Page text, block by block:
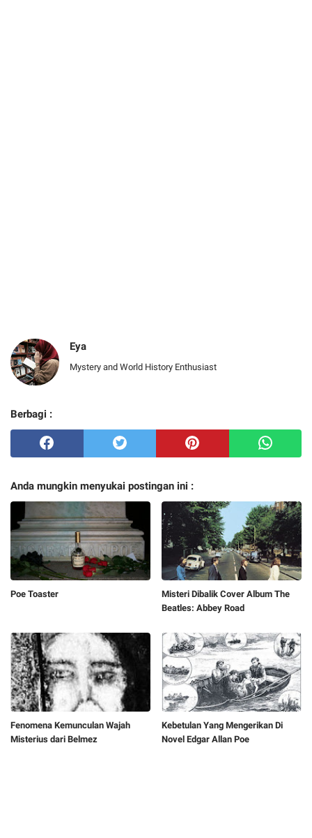
Eya
Mystery and World History Enthusiast
Berbagi :
Anda mungkin menyukai postingan ini :
Poe Toaster
Misteri Dibalik Cover Album The
Beatles: Abbey Road
Fenomena Kemunculan Wajah
Misterius dari Belmez
Kebetulan Yang Mengerikan Di
Novel Edgar Allan Poe